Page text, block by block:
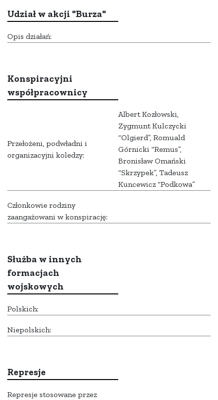
Udział w akcji "Burza"
Opis działań:
Konspiracyjni
współpracownicy
Przełożeni, podwładni i
organizacyjni koledzy:
Albert Kozłowski,
Zygmunt Kulczycki
“Olgierd”, Romuald
Górnicki “Remus”,
Bronisław Omański
“Skrzypek”, Tadeusz
Kuncewicz “Podkowa”
Członkowie rodziny
zaangażowani w konspirację:
Służba w innych
formacjach
wojskowych
Polskich:
Niepolskich:
Represje
Represje stosowane przez